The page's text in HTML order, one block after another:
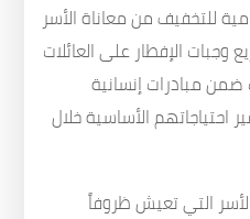
للتخفيف من معاناة الأسر
وجبات الإفطار على العائلات
مبادرات إنسانية
الأساسية خلال
التي تعيش ظروفاً